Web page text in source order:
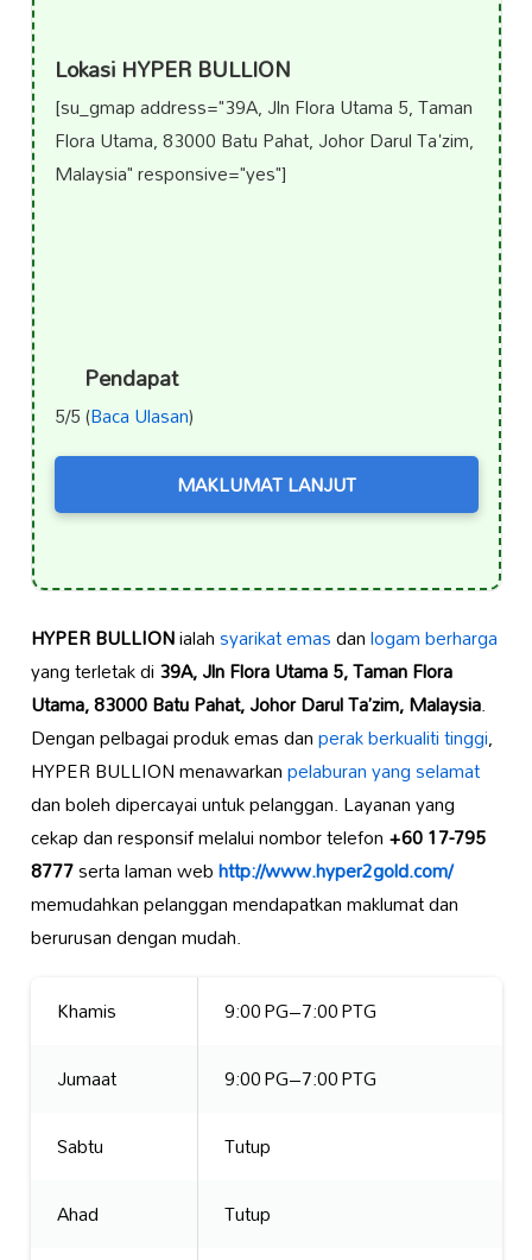
Lokasi HYPER BULLION
[su_gmap address="39A, Jln Flora Utama 5, Taman
Flora Utama, 83000 Batu Pahat, Johor Darul Ta'zim,
Malaysia" responsive="yes"]
Pendapat
5/5 (Baca Ulasan)
MAKLUMAT LANJUT
HYPER BULLIONialahsyarikat emasdanlogam berharga
yang terletak di39A, Jln Flora Utama 5, Taman Flora
Utama, 83000 Batu Pahat, Johor Darul Ta’zim, Malaysia.
Dengan pelbagai produk emas danperakberkualiti tinggi,
HYPER BULLION menawarkanpelaburan yang selamat
dan boleh dipercayai untuk pelanggan. Layanan yang
cekap dan responsif melalui nombor telefon+60 17-795
8777serta laman webhttp://www.hyper2gold.com/
memudahkan pelanggan mendapatkan maklumat dan
berurusan dengan mudah.
Khamis
9:00 PG–7:00 PTG
Jumaat
9:00 PG–7:00 PTG
Sabtu
Tutup
Ahad
Tutup